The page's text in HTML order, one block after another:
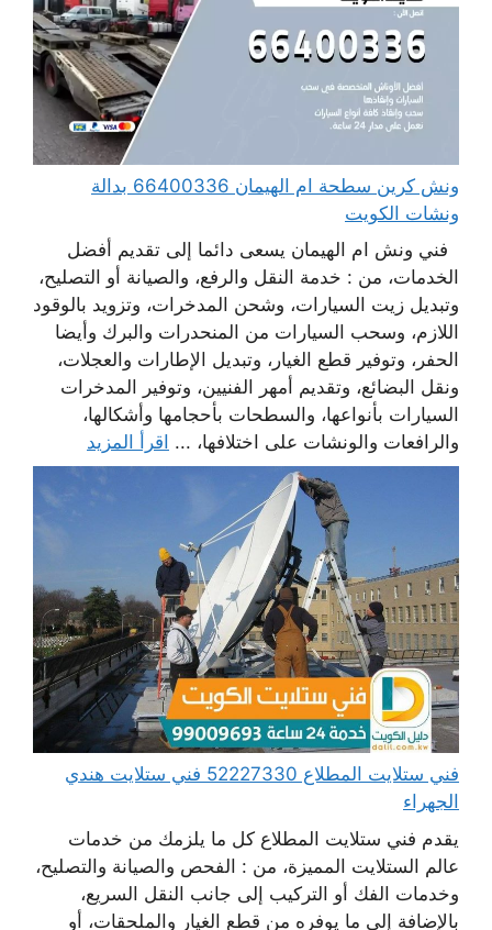
ونش كرين سطحة ام الهيمان 66400336 بدالة
ونشات الكويت
فني ونش ام الهيمان يسعى دائما إلى تقديم أفضل
الخدمات، من : خدمة النقل والرفع، والصيانة أو التصليح،
وتبديل زيت السيارات، وشحن المدخرات، وتزويد بالوقود
اللازم، وسحب السيارات من المنحدرات والبرك وأيضا
الحفر، وتوفير قطع الغيار، وتبديل الإطارات والعجلات،
ونقل البضائع، وتقديم أمهر الفنيين، وتوفير المدخرات
السيارات بأنواعها، والسطحات بأحجامها وأشكالها،
والرافعات والونشات على اختلافها، ... اقرأ المزيد
فني ستلايت المطلاع 52227330 فني ستلايت هندي
الجهراء
يقدم فني ستلايت المطلاع كل ما يلزمك من خدمات
عالم الستلايت المميزة، من : الفحص والصيانة والتصليح،
وخدمات الفك أو التركيب إلى جانب النقل السريع،
بالإضافة إلى ما يوفره من قطع الغيار والملحقات، أو